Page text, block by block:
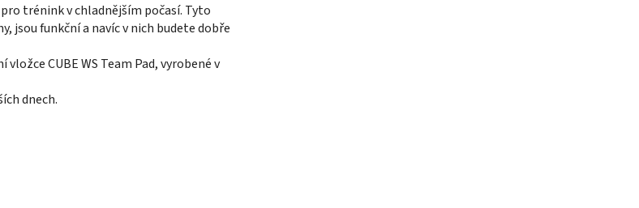
trénink v chladnějším počasí. Tyto
jsou funkční a navíc v nich budete dobře
CUBE WS Team Pad, vyrobené v
dnech.